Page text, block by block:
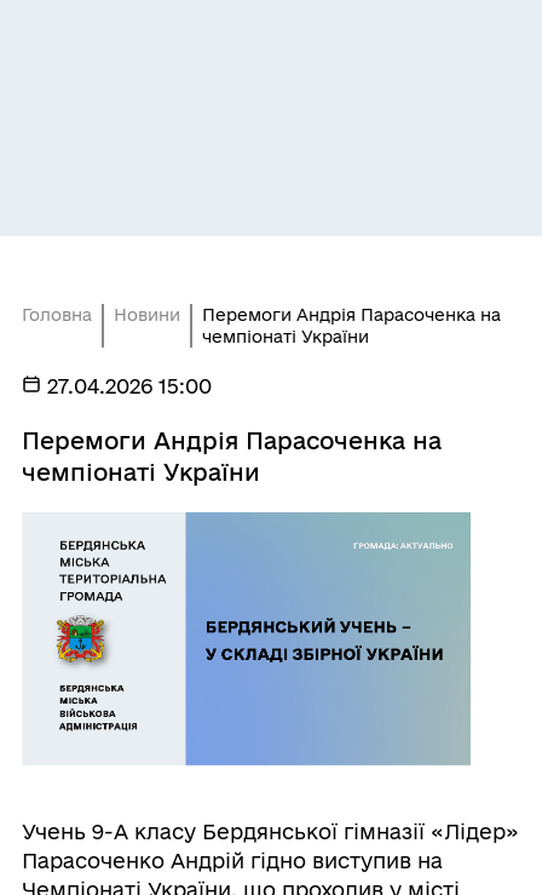
Головна Новини
Перемоги Андрія Парасоченка на
чемпіонаті України
27.04.2026 15:00
Перемоги Андрія Парасоченка на
чемпіонаті України
Учень 9-А класу Бердянської гімназії «Лідер»
Парасоченко Андрій гідно виступив на
Чемпіонаті України, що проходив у місті